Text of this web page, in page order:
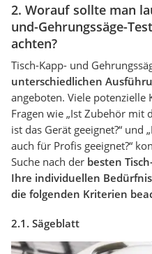
2. Worauf sollte man
und-Gehrungssäge-
achten?
Tisch-Kapp- und
unterschiedlichen
angeboten. Viele potenzielle
Fragen wie „Ist Zubehör mit
ist das Gerät geeignet?“ und
auch für Profis geeignet?“
Suche nach der besten
Ihre individuellen
die folgenden Kriterien
2.1. Sägeblatt